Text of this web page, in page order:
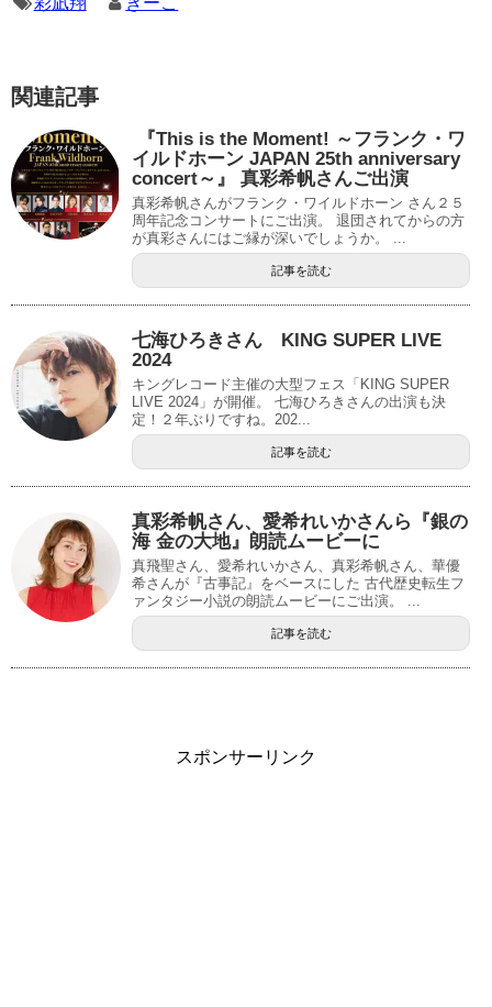
関連記事
​​ ​『This is the Moment! ～フランク・ワ
イルドホーン JAPAN 25th anniversary
concert～』 真彩希帆さんご出演
真彩希帆さんがフランク・ワイルドホーン さん２５
周年記念コンサートにご出演。 退団されてからの方
が真彩さんにはご縁が深いでしょうか。 ...
記事を読む
七海ひろきさん KING SUPER LIVE
2024
キングレコード主催の大型フェス「KING SUPER
LIVE 2024」が開催。 七海ひろきさんの出演も決
定！２年ぶりですね。202...
記事を読む
真彩希帆さん、愛希れいかさんら『銀の
海 金の大地』朗読ムービーに
真飛聖さん、愛希れいかさん、真彩希帆さん、華優
希さんが『古事記』をベースにした 古代歴史転生フ
ァンタジー小説の朗読ムービーにご出演。 ...
記事を読む
スポンサーリンク